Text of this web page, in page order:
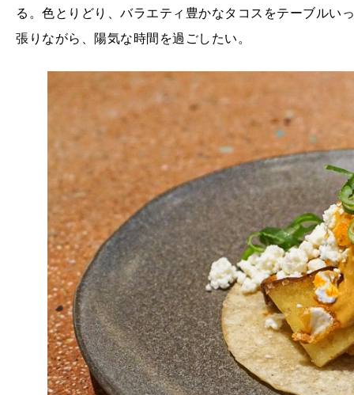
る。色とりどり、バラエティ豊かなタコスをテーブルい
張りながら、陽気な時間を過ごしたい。